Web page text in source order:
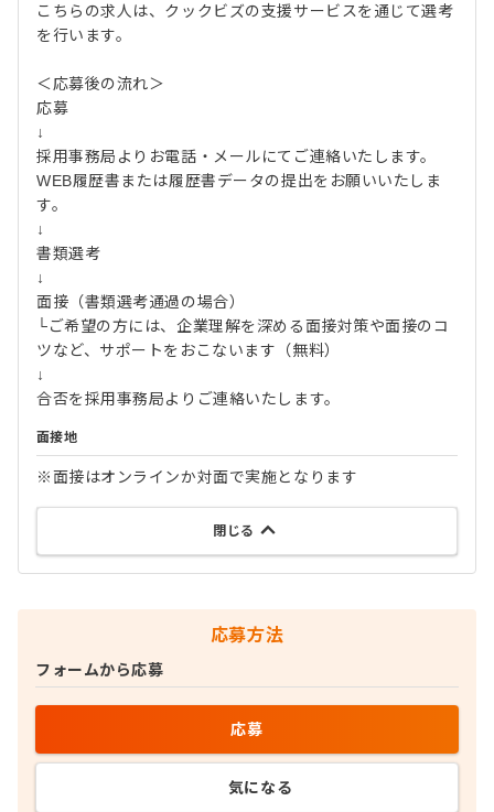
こちらの求人は、クックビズの支援サービスを通じて選考
を行います。
＜応募後の流れ＞
応募
↓
採用事務局よりお電話・メールにてご連絡いたします。
WEB履歴書または履歴書データの提出をお願いいたしま
す。
↓
書類選考
↓
面接（書類選考通過の場合）
└ご希望の方には、企業理解を深める面接対策や面接のコ
ツなど、サポートをおこないます（無料）
↓
合否を採用事務局よりご連絡いたします。
面接地
※面接はオンラインか対面で実施となります
閉じる
応募方法
フォームから応募
応募
気になる